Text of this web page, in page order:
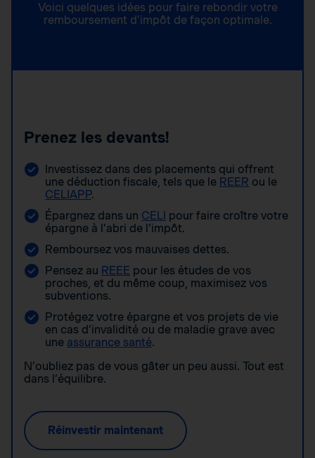
Voici quelques idées pour faire rebondir votre
remboursement d’impôt de façon optimale.
Prenez les devants!
Investissez dans des placements qui offrent
une déduction fiscale, tels que le REER ou le
CELIAPP.
Épargnez dans un CELI pour faire croître votre
épargne à l’abri de l’impôt.
Remboursez vos mauvaises dettes.
Pensez au REEE pour les études de vos
proches, et du même coup, maximisez vos
subventions.
Protégez votre épargne et vos projets de vie
en cas d’invalidité ou de maladie grave avec
une assurance santé.
N’oubliez pas de vous gâter un peu aussi. Tout est
dans l’équilibre.
Réinvestir maintenant